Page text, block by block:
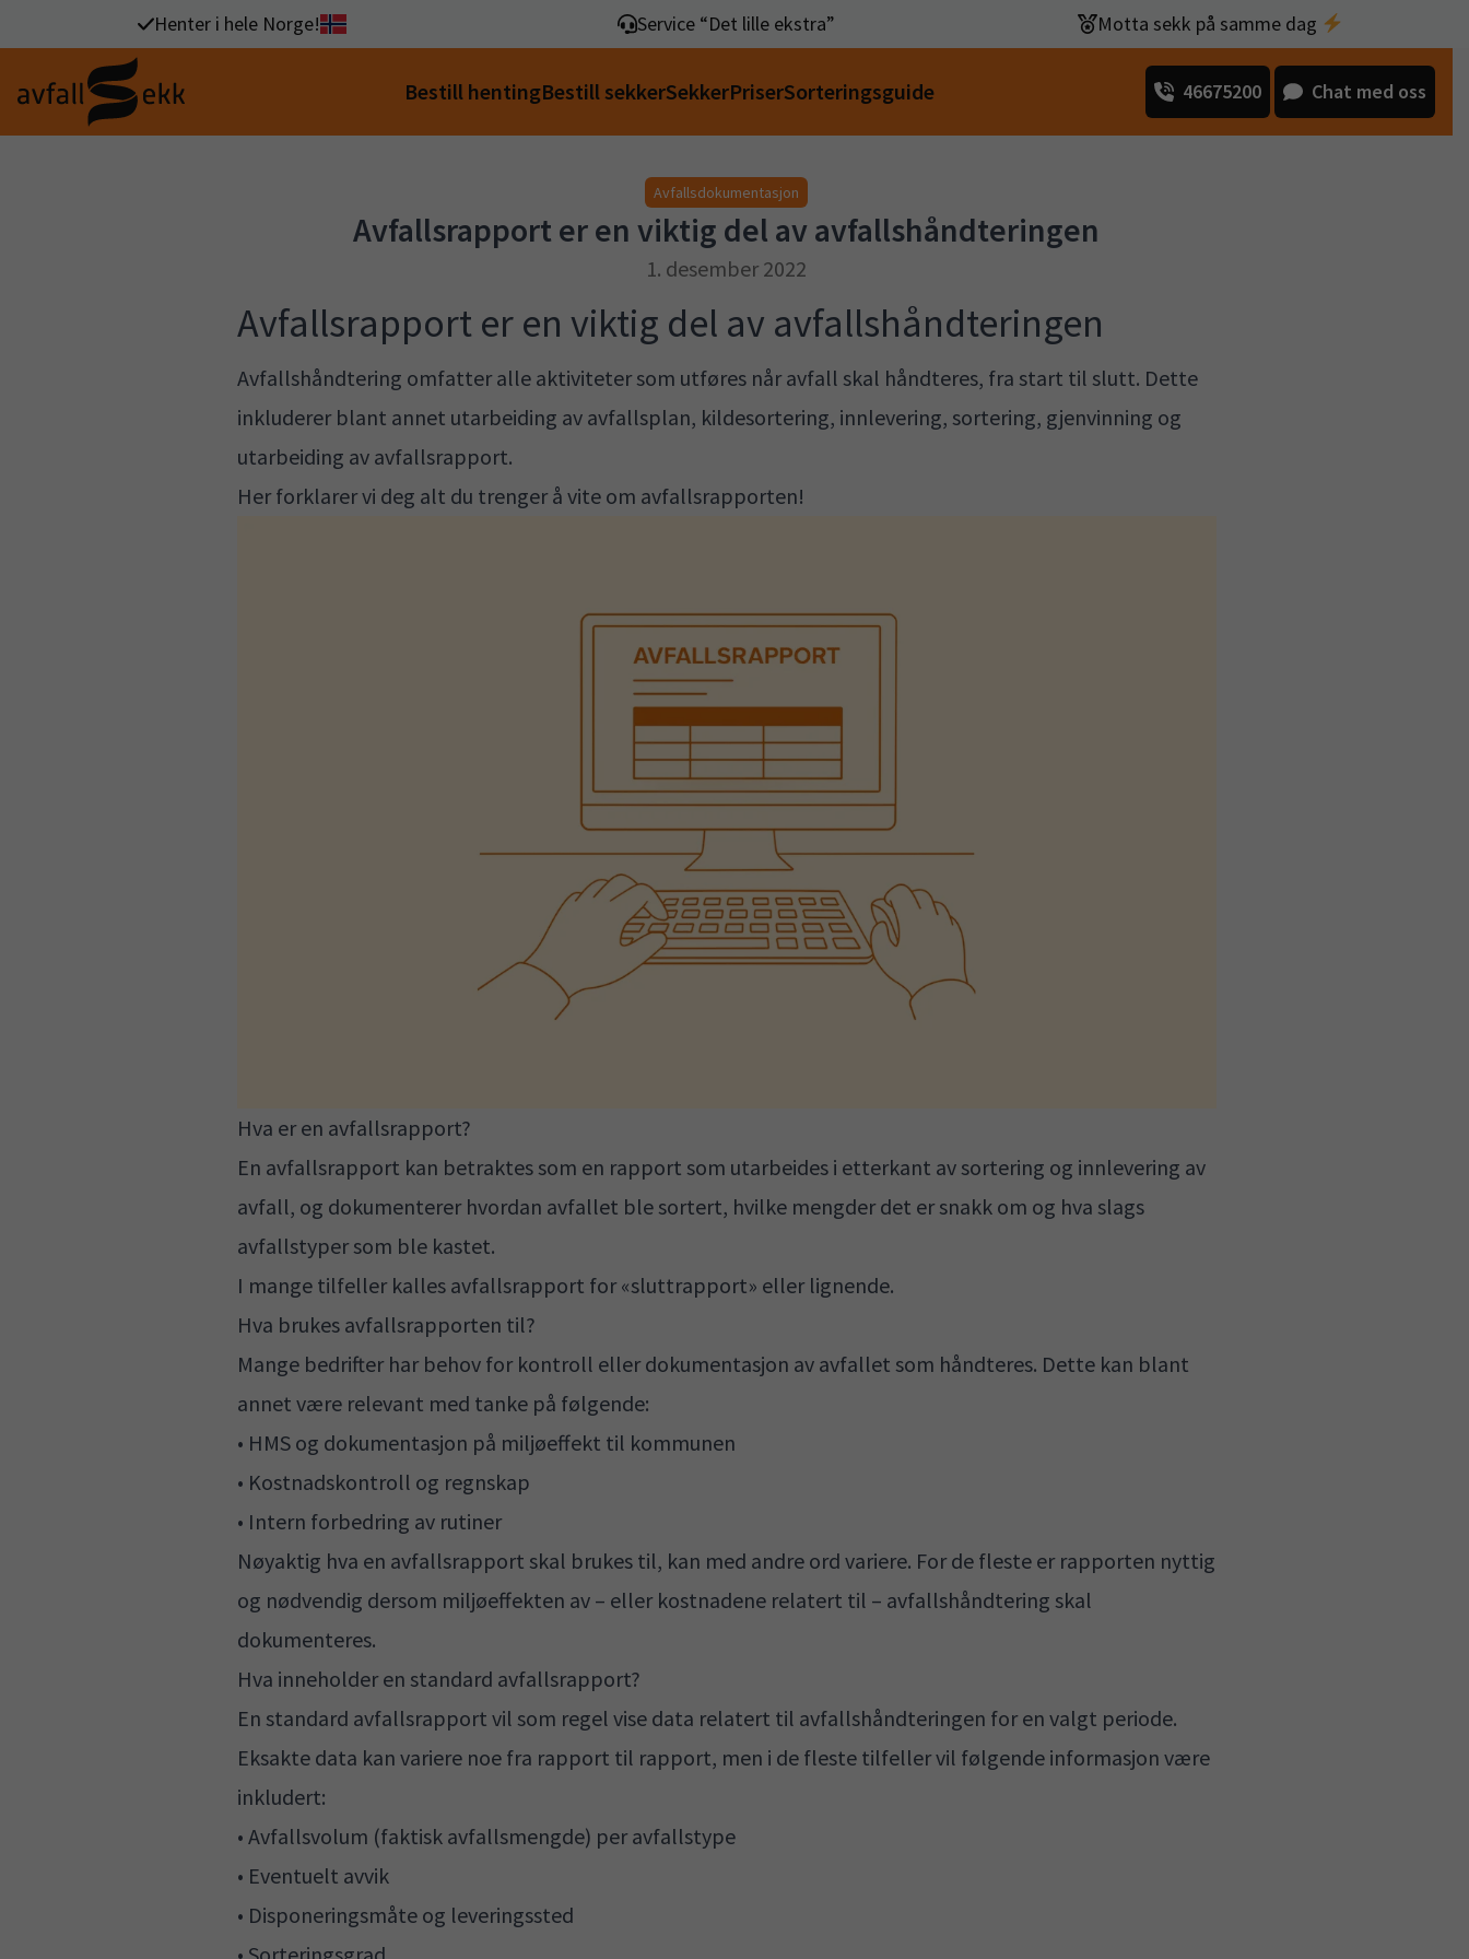
Henter i hele Norge! Service “Det lille ekstra” Motta sekk på samme dag
Bestill hentingBestill sekkerSekkerPriserSorteringsguide 46675200 Chat med oss
Avfallsdokumentasjon
Avfallsrapport er en viktig del av avfallshåndteringen
1. desember 2022
Avfallsrapport er en viktig del av avfallshåndteringen
Avfallshåndtering omfatter alle aktiviteter som utføres når avfall skal håndteres, fra start til slutt. Dette
inkluderer blant annet utarbeiding av avfallsplan, kildesortering, innlevering, sortering, gjenvinning og
utarbeiding av avfallsrapport.
Her forklarer vi deg alt du trenger å vite om avfallsrapporten!
Hva er en avfallsrapport?
En avfallsrapport kan betraktes som en rapport som utarbeides i etterkant av sortering og innlevering av
avfall, og dokumenterer hvordan avfallet ble sortert, hvilke mengder det er snakk om og hva slags
avfallstyper som ble kastet.
I mange tilfeller kalles avfallsrapport for «sluttrapport» eller lignende.
Hva brukes avfallsrapporten til?
Mange bedrifter har behov for kontroll eller dokumentasjon av avfallet som håndteres. Dette kan blant
annet være relevant med tanke på følgende:
• HMS og dokumentasjon på miljøeffekt til kommunen
• Kostnadskontroll og regnskap
• Intern forbedring av rutiner
Nøyaktig hva en avfallsrapport skal brukes til, kan med andre ord variere. For de fleste er rapporten nyttig
og nødvendig dersom miljøeffekten av – eller kostnadene relatert til – avfallshåndtering skal
dokumenteres.
Hva inneholder en standard avfallsrapport?
En standard avfallsrapport vil som regel vise data relatert til avfallshåndteringen for en valgt periode.
Eksakte data kan variere noe fra rapport til rapport, men i de fleste tilfeller vil følgende informasjon være
inkludert:
• Avfallsvolum (faktisk avfallsmengde) per avfallstype
• Eventuelt avvik
• Disponeringsmåte og leveringssted